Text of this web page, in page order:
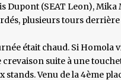
Dupont (SEAT Leon),
plusieurs tours
était chaud. Si Homola
crevaison suite à une
Venu de la 4ème